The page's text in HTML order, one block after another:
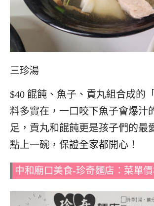
三珍湯
$40 餛飩、魚子、貢丸組合成的
料多實在，一口咬下魚子會爆汁
足，貢丸和餛飩更是孩子們的最
點上一碗，保證全家都開心！
中和廟口美食-珍奇麵店：菜單